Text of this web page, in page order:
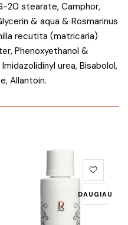
20 stearate, Camphor,
& aqua & Rosmarinus
recutita (matricaria)
Phenoxyethanol &
urea, Bisabolol,
Allantoin.
DAUGIAU